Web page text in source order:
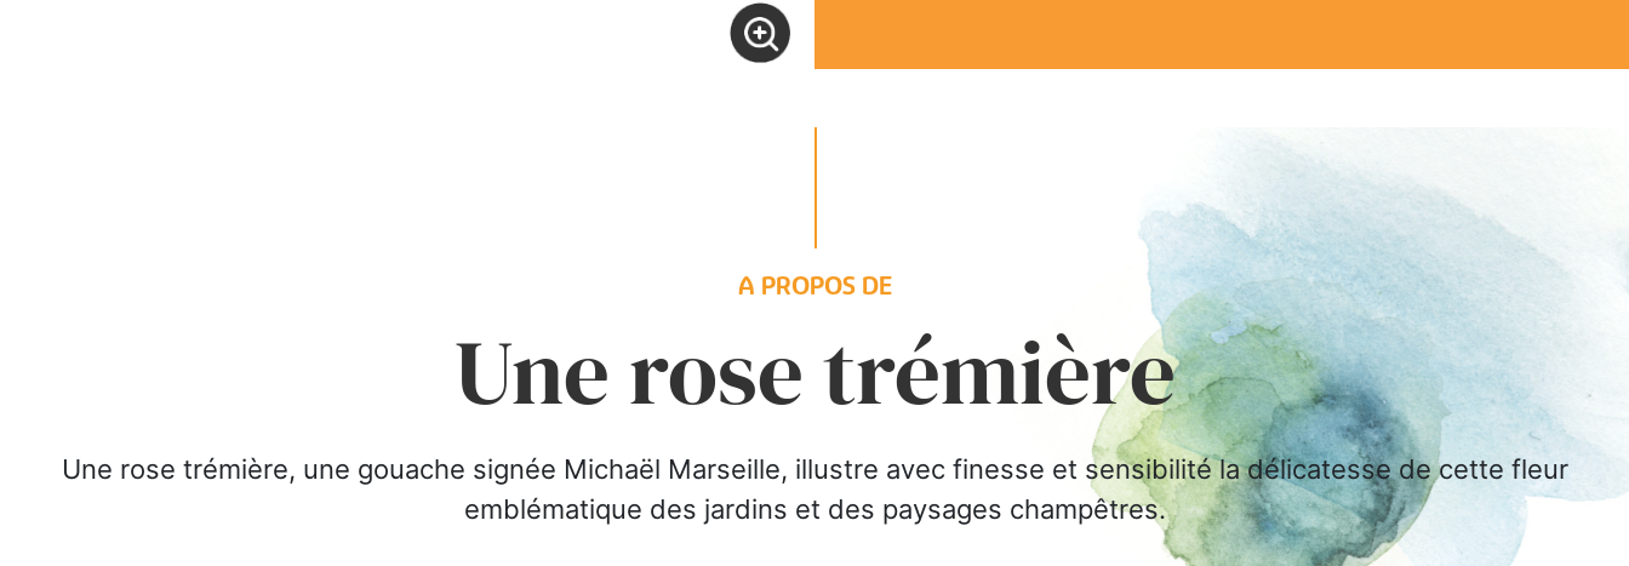
A PROPOS DE
Une rose trémière
Une rose trémière, une gouache signée Michaël Marseille, illustre avec finesse et sensibilité la délicatesse de cette fleur
emblématique des jardins et des paysages champêtres.